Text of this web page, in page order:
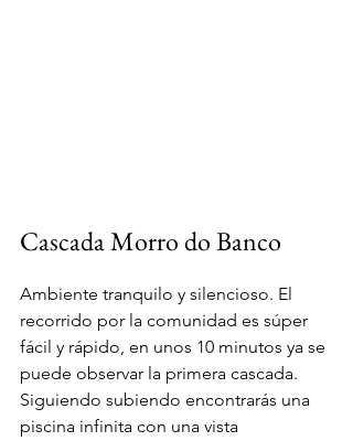
Cascada Morro do Banco
Ambiente tranquilo y silencioso. El
recorrido por la comunidad es súper
fácil y rápido, en unos 10 minutos ya se
puede observar la primera cascada.
Siguiendo subiendo encontrarás una
piscina infinita con una vista